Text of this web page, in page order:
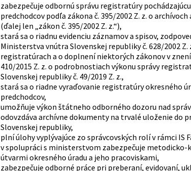
zabezpečuje odbornú správu registratúry
predchodcov podľa zákona č. 395/2002 Z. z. o
(ďalej len „zákon č. 395/2002 Z. z.“),
stará sa o riadnu evidenciu záznamov a spisov,
Ministerstva vnútra Slovenskej republiky č. 628/2002
registratúrach a o doplnení niektorých zákonov v
410/2015 Z. z. o podrobnostiach výkonu správy
Slovenskej republiky č. 49/2019 Z. z.,
stará sa o riadne vyraďovanie registratúry okresného
predchodcov,
umožňuje výkon štátneho odborného dozoru nad
odovzdáva archívne dokumenty na trvalé uloženie do
Slovenskej republiky,
plní úlohy vyplývajúce zo správcovských rolí v rámci
v spolupráci s ministerstvom zabezpečuje
útvarmi okresného úradu a jeho pracoviskami,
zabezpečuje odborné práce pri preberaní, evidovaní,